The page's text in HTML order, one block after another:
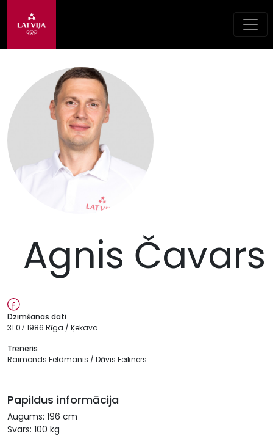
Agnis Čavars
Dzimšanas dati
31.07.1986 Rīga / Ķekava
Treneris
Raimonds Feldmanis / Dāvis Feikners
Papildus informācija
Augums: 196 cm
Svars: 100 kg